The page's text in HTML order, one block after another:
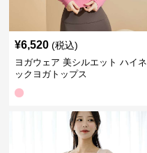
¥6,520 (税込)
ヨガウェア 美シルエット ハイネ
ックヨガトップス